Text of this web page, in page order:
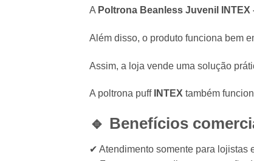
A Poltrona Beanless Juvenil
Além disso, o produto funciona bem
Assim, a loja vende uma solução
A poltrona puff INTEX também
🔹 Benefícios
✔ Atendimento somente para lojistas